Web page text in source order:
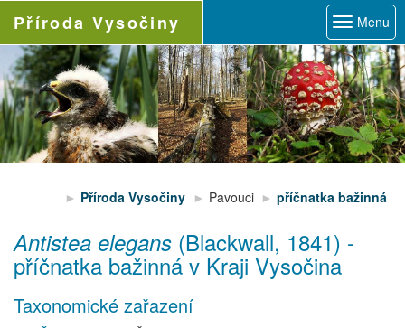
Příroda Vysočiny Menu
Příroda Vysočiny Pavouci příčnatka bažinná
Antistea elegans (Blackwall, 1841) -
příčnatka bažinná v Kraji Vysočina
Taxonomické zařazení